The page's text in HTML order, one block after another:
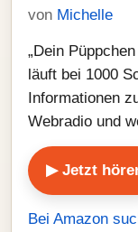
von Michelle
„Dein
läuft bei 1000
Informationen
Webradio und
▶ Jetzt
Bei Amazon